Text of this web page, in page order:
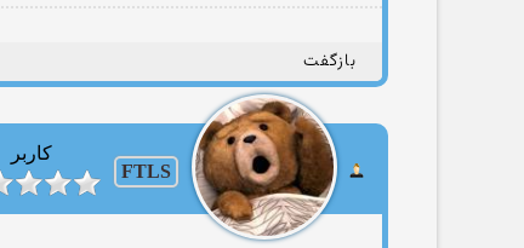
بازگفت
FTLS
کاربر